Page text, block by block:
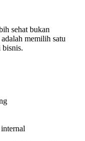
sehat bukan
memilih satu